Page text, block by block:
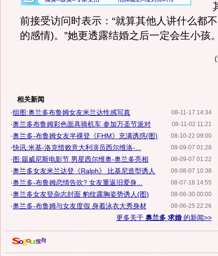
其
前接受访问时表示：“就算其他人讲什么都
的感情)。”她更透露结婚之后一定会生小孩
相关新闻
08-11-17 14:34
·组图:奥兰多布鲁姆女友米兰达性感写真
08-11-02 11:21
·奥兰多布鲁姆彩色面具骑机车 参加万圣节派对
08-10-22 09:00
·奥兰多-布鲁姆女友半裸登《FHM》充满诱惑(图)
08-09-07 01:28
·快讯:米基-洛克惜败意大利演员西尔维洛-...
08-09-07 01:22
·图:届威尼斯电影节 男星西尔维奥-奥兰多亮相
08-08-07 10:38
·奥兰多女友米兰达登《Ralph》 比基尼造型诱人
08-07-18 14:55
·奥兰多-布鲁姆恋情告吹? 女友重返旧爱身...
08-06-30 00:00
·奥兰多女友登杂志封面 豹纹露胸姿势诱人(图)
08-06-25 22:26
·奥兰多-布鲁姆与女友度假 身着泳衣大秀身材
更多关于 奥兰多 求婚的新闻>>